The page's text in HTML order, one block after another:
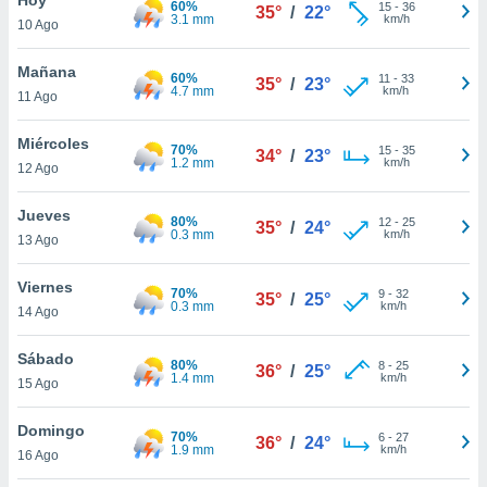
y
en
más
de
cookies
10 Ago
60%
3.1 mm
35° / 22° 15- 36
km/h
Mañana
11 Ago
60%
4.7 mm
35° / 23° 11 - 33
km/h
Miércoles
12 Ago
70%
1.2 mm
34° / 23° 15- 35
km/h
Jueves
13 Ago
80%
0.3 mm
35° / 24° 12- 25
km/h
Viernes
14 Ago
70%
0.3 mm
35° / 25° 9- 32
km/h
Sábado
15 Ago
80%
1.4 mm
36° / 25° 8- 25
km/h
Domingo
16 Ago
70%
1.9 mm
36° / 24° 6- 27
km/h